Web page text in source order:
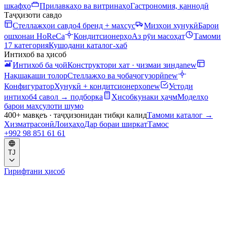
шкафҳо
Прилавкаҳо ва витринаҳоГастрономия, қаннодӣ
Таҷҳизоти савдо
Стеллажҳои савдо4 бренд + махсус Мизҳои хунукӣБарои
ошхонаи HoReCa
КондитсионерҳоАз рӯи масоҳат
Тамоми
17 категорияКушодани каталог-хаб
Интихоб ва ҳисоб
Интихоб ба ҷойКонструктори хат · чизмаи зиндаnew
Нақшакаши толорСтеллажҳо ва ҷобаҷогузорӣnew
КонфигураторХунукӣ + кондитсионерҳоnew
Устоди
интихоб4 савол → подборка Ҳисобкунаки ҳаҷмМоделҳо
барои маҳсулоти шумо
400+ мавқеъ · таҷҳизонидан тибқи калидТамоми каталог →
ХизматрасонӣЛоиҳаҳоДар бораи ширкатТамос
+992 98 851 61 61
TJ
Гирифтани ҳисоб